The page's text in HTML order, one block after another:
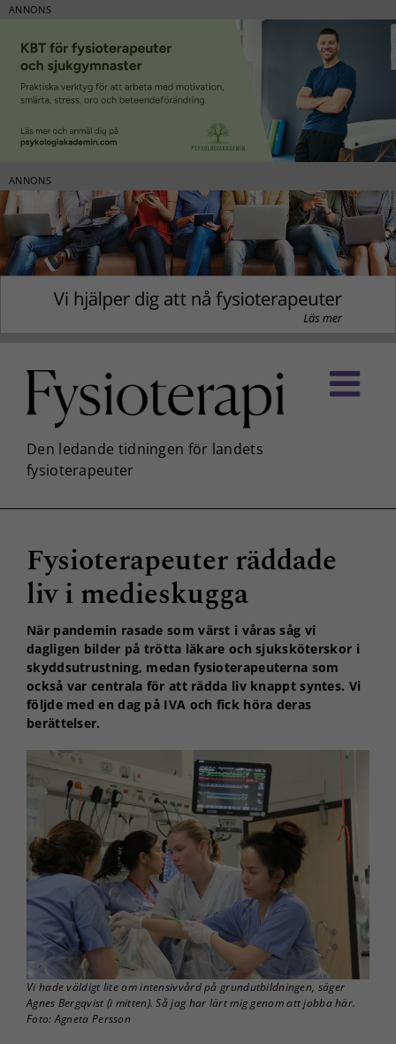
ANNONS
ANNONS
innehållet
Fysioterapeuter räddade
liv i medieskugga
När pandemin rasade som värst i våras såg vi
dagligen bilder på trötta läkare och sjuksköterskor i
skyddsutrustning, medan fysioterapeuterna som
också var centrala för att rädda liv knappt syntes. Vi
följde med en dag på IVA och fick höra deras
berättelser.
Vi hade väldigt lite om intensivvård på grundutbildningen, säger
Agnes Bergqvist (i mitten). Så jag har lärt mig genom att jobba här.
Foto: Agneta Persson